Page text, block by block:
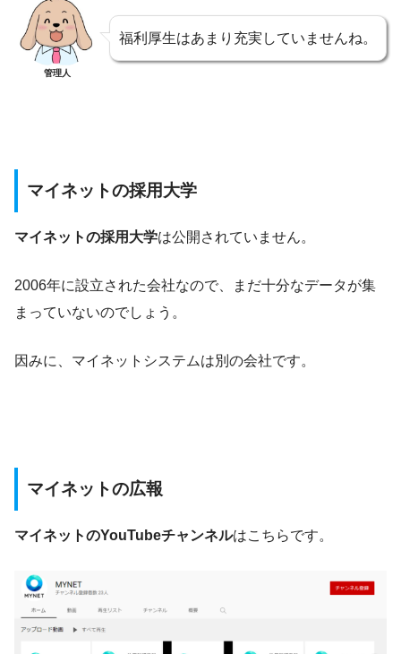
管理人
福利厚生はあまり充実していませんね。
マイネットの採用大学
マイネットの採用大学は公開されていません。
2006年に設立された会社なので、まだ十分なデータが集
まっていないのでしょう。
因みに、マイネットシステムは別の会社です。
マイネットの広報
マイネットのYouTubeチャンネルはこちらです。